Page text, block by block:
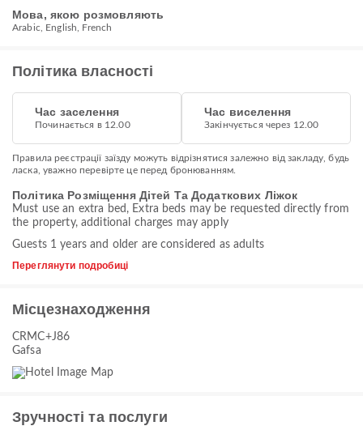
Мова, якою розмовляють
Arabic, English, French
Політика власності
Час заселення
Починається в 12.00
Час виселення
Закінчується через 12.00
Правила реєстрації заїзду можуть відрізнятися залежно від закладу, будь
ласка, уважно перевірте це перед бронюванням.
Політика Розміщення Дітей Та Додаткових Ліжок
Must use an extra bed, Extra beds may be requested directly from
the property, additional charges may apply
Guests 1 years and older are considered as adults
Переглянути подробиці
Місцезнаходження
CRMC+J86
Gafsa
Зручності та послуги